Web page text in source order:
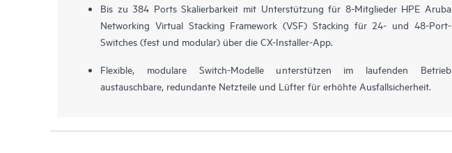
Bis zu 384 Ports Skalierbarkeit mit Unterstützung für 8-Mitglieder HPE Aruba
Networking Virtual Stacking Framework (VSF) Stacking für 24- und 48-Port-
Switches (fest und modular) über die CX-Installer-App.
Flexible, modulare Switch-Modelle unterstützen im laufenden Betrieb
austauschbare, redundante Netzteile und Lüfter für erhöhte Ausfallsicherheit.